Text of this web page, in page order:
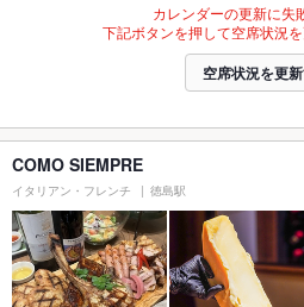
カレンダーの更新に失
下記ボタンを押して空席状況を
空席状況を更
COMO SIEMPRE
イタリアン・フレンチ 徳島駅